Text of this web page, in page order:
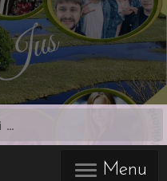
Menu